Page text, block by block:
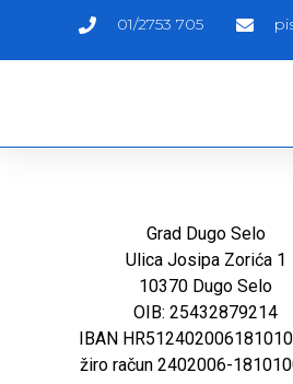
01/2753 705
Grad Dugo Selo
Ulica Josipa Zorića 1
10370 Dugo Selo
OIB: 25432879214
IBAN
žiro račun 2402006-